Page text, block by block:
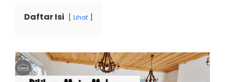
Daftar Isi Lihat